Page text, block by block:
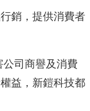
銷，提供消費者
司商譽及消費
益，新鎧科技都